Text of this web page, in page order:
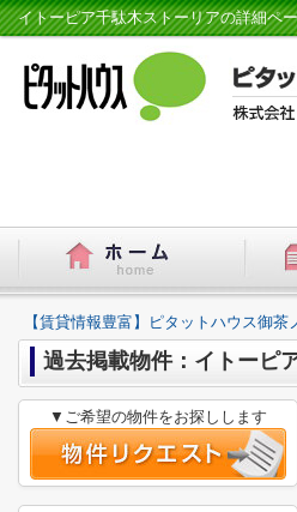
イトーピア千駄木ストーリアの詳細ペ
【賃貸情報豊富】ピタットハウス御茶
過去掲載物件：イトーピ
▼ご希望の物件をお探しします